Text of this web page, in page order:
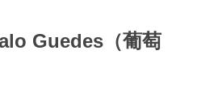
Guedes（葡萄